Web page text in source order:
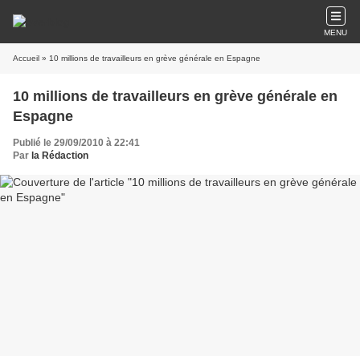
MENU
Accueil » 10 millions de travailleurs en grève générale en Espagne
10 millions de travailleurs en grève générale en
Espagne
Publié le 29/09/2010 à 22:41
Par la Rédaction